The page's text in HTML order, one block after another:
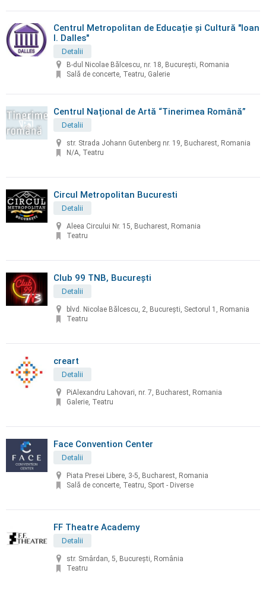
Centrul Metropolitan de Educație și Cultură "Ioan
I. Dalles"
Detalii
B-dul Nicolae Bălcescu, nr. 18, București, Romania
Sală de concerte, Teatru, Galerie
Centrul Național de Artă “Tinerimea Română”
Detalii
str. Strada Johann Gutenberg nr. 19, Bucharest, Romania
N/A, Teatru
Circul Metropolitan Bucuresti
Detalii
Aleea Circului Nr. 15, Bucharest, Romania
Teatru
Club 99 TNB, București
Detalii
blvd. Nicolae Bălcescu, 2, Bucureşti, Sectorul 1, Romania
Teatru
creart
Detalii
PiAlexandru Lahovari, nr. 7, Bucharest, Romania
Galerie, Teatru
Face Convention Center
Detalii
Piata Presei Libere, 3-5, Bucharest, Romania
Sală de concerte, Teatru, Sport - Diverse
FF Theatre Academy
Detalii
str. Smârdan, 5, București, România
Teatru